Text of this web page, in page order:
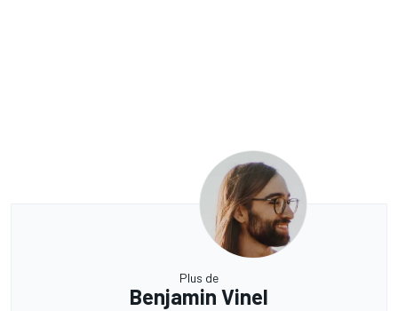
Plus de
Benjamin Vinel